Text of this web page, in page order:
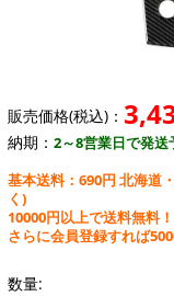
販売価格(税込)：
納期： 2～8営業日で発送
基本送料：690円 北海道
く)
10000円以上で送料無料！
さらに会員登録すれば
数量: